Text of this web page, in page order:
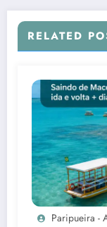
RELATED
Paripueira -